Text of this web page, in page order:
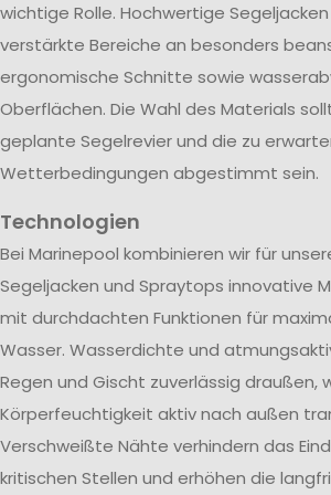
wichtige Rolle. Hochwertige
verstärkte Bereiche an besonders
ergonomische Schnitte sowie
Oberflächen. Die Wahl des Materials
geplante Segelrevier und die zu
Wetterbedingungen abgestimmt sein.
Technologien
Bei Marinepool kombinieren wir für
Segeljacken und Spraytops innovative
mit durchdachten Funktionen für
Wasser. Wasserdichte und
Regen und Gischt zuverlässig draußen,
Körperfeuchtigkeit aktiv nach außen
Verschweißte Nähte verhindern das
kritischen Stellen und erhöhen die